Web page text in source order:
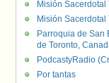
Misión
Misión
Parroquia de San
de Toronto,
PodcastyRadio
Por tantas